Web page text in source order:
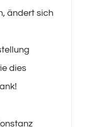
ändert sich
dies